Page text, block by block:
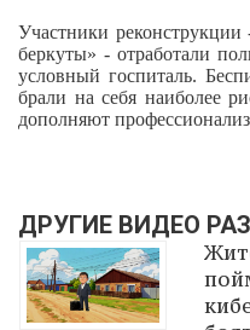
Участники
беркуты» - отработали
условный госпиталь.
брали на себя наиболее
дополняют
ДРУГИЕ ВИДЕО